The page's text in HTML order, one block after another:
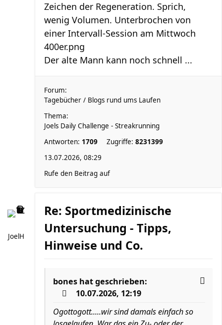
Zeichen der Regeneration. Sprich,
wenig Volumen. Unterbrochen von
einer Intervall-Session am Mittwoch
400er.png
Der alte Mann kann noch schnell ...
Forum:
Tagebücher / Blogs rund ums Laufen
Thema:
Joels Daily Challenge - Streakrunning
Antworten: 1709 Zugriffe: 8231399
13.07.2026, 08:29
Rufe den Beitrag auf
JoelH
Re: Sportmedizinische
Untersuchung - Tipps,
Hinweise und Co.
bones hat geschrieben:
10.07.2026, 12:19
Ogottogott.....wir sind damals einfach so